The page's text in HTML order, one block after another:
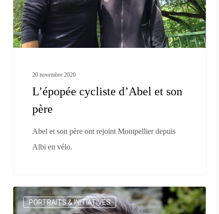
père
20 novembre 2020
L’épopée cycliste d’Abel et son
père
Abel et son père ont rejoint Montpellier depuis
Albi en vélo.
Elodie
Tesson
PORTRAITS & INITIATIVES